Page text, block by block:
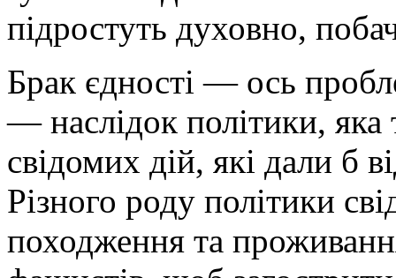
підростуть духовно,
Брак єдності — ось
— наслідок політики,
свідомих дій, які дали
Різного роду політики
походження та